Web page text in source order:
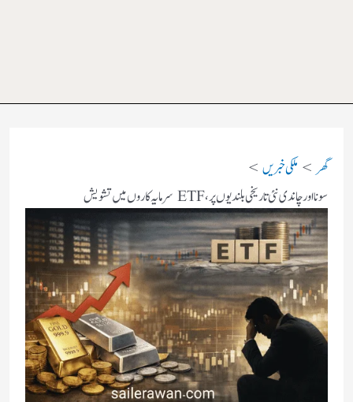
گھر
ملکی خبریں
سونا اور چاندی نئی تاریخی بلندیوں پر، ETF سرمایہ کاروں میں تشویش